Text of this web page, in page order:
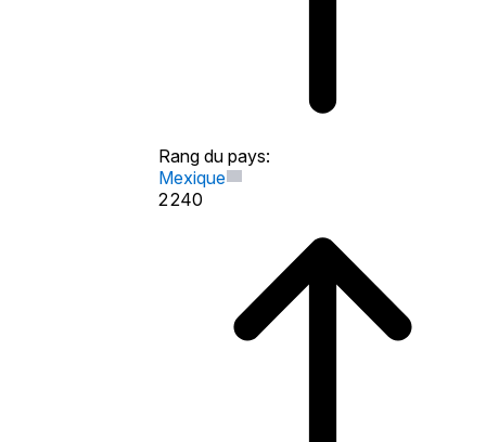
Rang du pays:
Mexique
2 240